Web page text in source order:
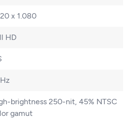
x 1.080
HD
brightness 250-nit, 45% NTSC
gamut